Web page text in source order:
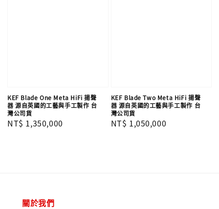
KEF Blade One Meta HiFi 揚聲
器 源自英國的工藝與手工製作 台
灣公司貨
Regular
NT$ 1,350,000
KEF Blade Two Meta HiFi 揚聲
器 源自英國的工藝與手工製作 台
灣公司貨
Regular
NT$ 1,050,000
關於我們